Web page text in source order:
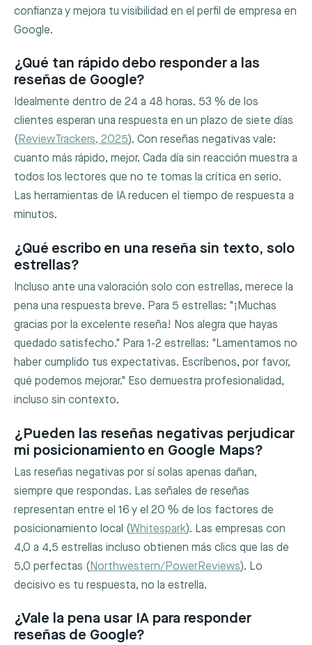
confianza y mejora tu visibilidad en el perfil de empresa en
Google.
¿Qué tan rápido debo responder a las
reseñas de Google?
Idealmente dentro de 24 a 48 horas. 53 % de los
clientes esperan una respuesta en un plazo de siete días
(ReviewTrackers, 2025). Con reseñas negativas vale:
cuanto más rápido, mejor. Cada día sin reacción muestra a
todos los lectores que no te tomas la crítica en serio.
Las herramientas de IA reducen el tiempo de respuesta a
minutos.
¿Qué escribo en una reseña sin texto, solo
estrellas?
Incluso ante una valoración solo con estrellas, merece la
pena una respuesta breve. Para 5 estrellas: "¡Muchas
gracias por la excelente reseña! Nos alegra que hayas
quedado satisfecho." Para 1-2 estrellas: "Lamentamos no
haber cumplido tus expectativas. Escríbenos, por favor,
qué podemos mejorar." Eso demuestra profesionalidad,
incluso sin contexto.
¿Pueden las reseñas negativas perjudicar
mi posicionamiento en Google Maps?
Las reseñas negativas por sí solas apenas dañan,
siempre que respondas. Las señales de reseñas
representan entre el 16 y el 20 % de los factores de
posicionamiento local (Whitespark). Las empresas con
4,0 a 4,5 estrellas incluso obtienen más clics que las de
5,0 perfectas (Northwestern/PowerReviews). Lo
decisivo es tu respuesta, no la estrella.
¿Vale la pena usar IA para responder
reseñas de Google?